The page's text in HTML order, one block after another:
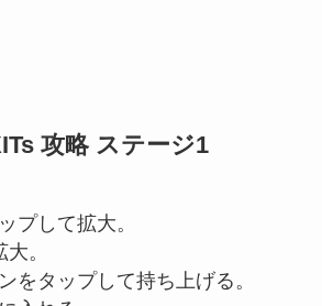
攻略 ステージ1
プして拡大。
。
をタップして持ち上げる。